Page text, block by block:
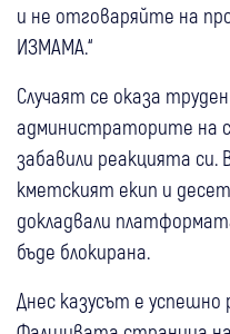
и не отговаряйте на
ИЗМАМА.“
Случаят се оказа
администраторите на
забавили реакцията си.
кметският екип и
докладвали
бъде блокирана.
Днес казусът е успешно